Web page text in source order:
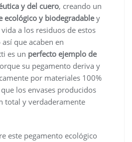
y del cuero, creando un
ecológico y biodegradabley
a los residuos de estos
que acaben en
es un perfecto ejemplo de
su pegamento deriva y
por materiales 100%
los envases producidos
total y verdaderamente
este pegamento ecológico